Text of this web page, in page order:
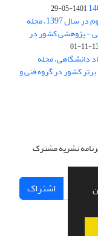
1401-05-29
بر اساس ارزیابی انجام شده توسط فرهنگستان علوم در سال 1397، مجله
- پژوهشی کشور در
دانشگاهی، مجله
کشور در گروه فنی و
نشریه مشترک
اشتراک